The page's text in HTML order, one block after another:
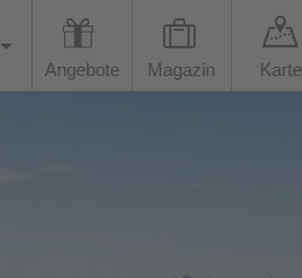
Angebote Magazin Karte